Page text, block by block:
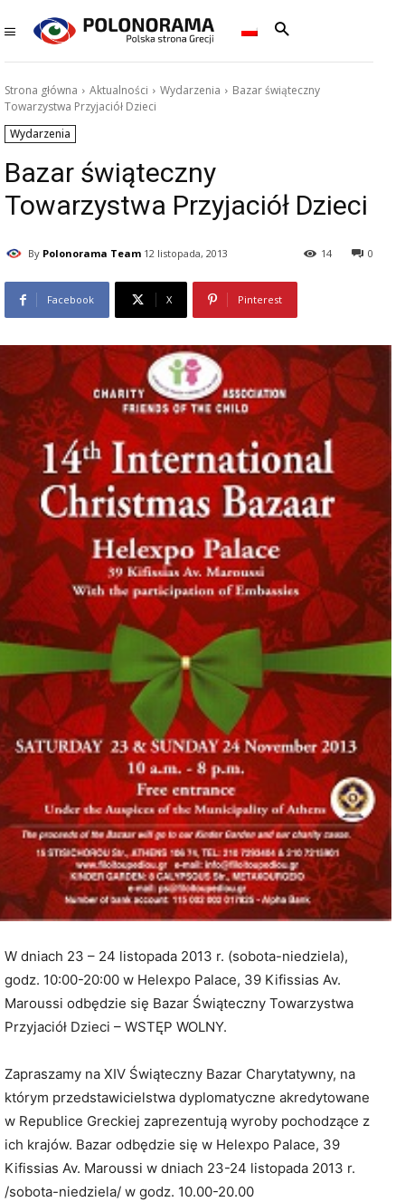
Strona główna Aktualności Wydarzenia
Bazar świąteczny
Towarzystwa Przyjaciół Dzieci
Wydarzenia
Bazar świąteczny
Towarzystwa Przyjaciół Dzieci
By Polonorama Team 12 listopada, 2013 0
14
Facebook X Pinterest
W dniach 23 – 24 listopada 2013 r. (sobota-niedziela),
godz. 10:00-20:00 w Helexpo Palace, 39 Kifissias Av.
Maroussi odbędzie się Bazar Świąteczny Towarzystwa
Przyjaciół Dzieci – WSTĘP WOLNY.
Zapraszamy na XIV Świąteczny Bazar Charytatywny, na
którym przedstawicielstwa dyplomatyczne akredytowane
w Republice Greckiej zaprezentują wyroby pochodzące z
ich krajów. Bazar odbędzie się w Helexpo Palace, 39
Kifissias Av. Maroussi w dniach 23-24 listopada 2013 r.
/sobota-niedziela/ w godz. 10.00-20.00